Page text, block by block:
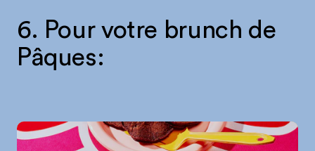
6. Pour votre brunch de
Pâques: